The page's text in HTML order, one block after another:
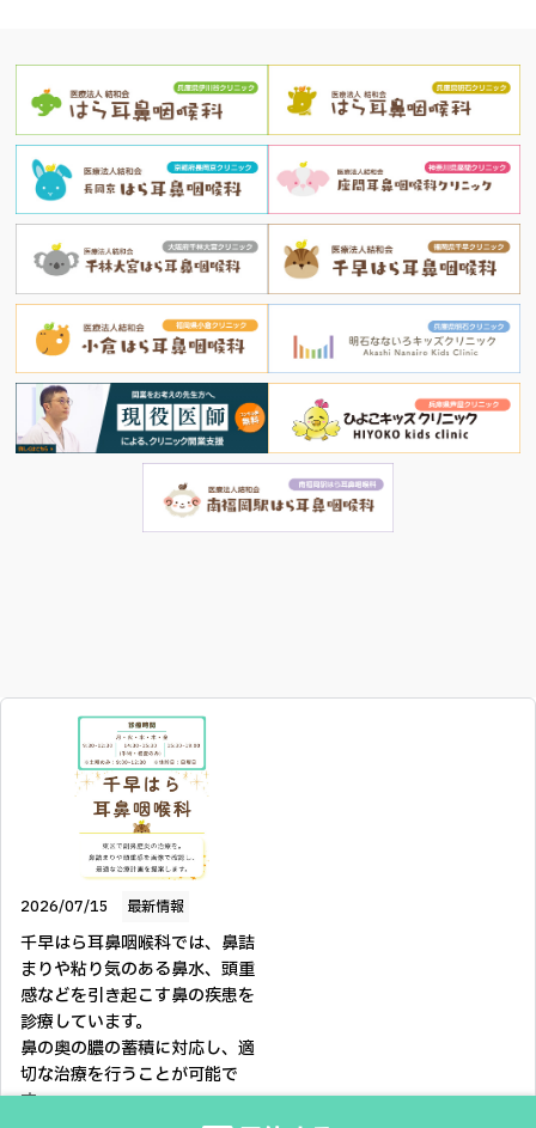
2026/07/15 最新情報
千早はら耳鼻咽喉科では、鼻詰
まりや粘り気のある鼻水、頭重
感などを引き起こす鼻の疾患を
診療しています。
鼻の奥の膿の蓄積に対応し、適
切な治療を行うことが可能で
す。